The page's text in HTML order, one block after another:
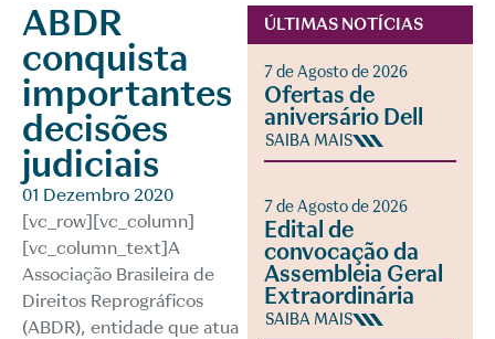
ABDR
conquista
importantes
decisões
judiciais
01 Dezembro 2020
[vc_row][vc_column]
[vc_column_text]A
Associação Brasileira de
Direitos Reprográficos
(ABDR), entidade que atua
ÚLTIMAS NOTÍCIAS
7 de Agosto de 2026
Ofertas de
aniversário Dell
SAIBA MAIS
7 de Agosto de 2026
Edital de
convocação da
Assembleia Geral
Extraordinária
SAIBA MAIS